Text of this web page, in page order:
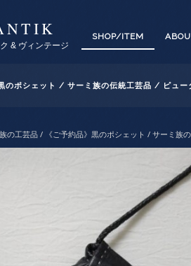
& ヴィンテージ
SHOP/ITEM
のポシェット / サーミ族の伝統工芸品 / ピュ
の工芸品 / 《ご予約品》黒のポシェット / サーミ族